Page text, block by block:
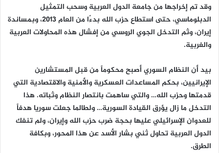
وقد تم إخراجها من جامعة الدول العربية وسحب التمثيل
الدبلوماسي، حتى استطاع حزب الله بدءًا من العام 2013، وبمساندة
إيران، وثم التدخل الجوي الروسي من إفشال هذه المحاولات العربية
والغربية.
بيد أن النظام السوري أصبح محكوماً من قبل المستشارين
الإيرانيين، بحكم المساعدات العسكرية والأمنية والاقتصادية التي
قدمتها وحزب الله… والتي ساهمت بانتصار النظام وثباته. هذا
التدخل ما زال يؤرق القيادة السورية… ولطالما جعلت سوريا هدفاً
للعدوان الإسرائيلي عليها بحجة ضرب حزب الله وإيران، ولم تنفك
الدول العربية تحاول ثني بشار الأسد عن هذا المحور، وبكافة
الطرق.